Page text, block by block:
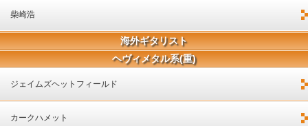
柴崎浩
海外ギタリスト
ヘヴィメタル系(重)
ジェイムズヘットフィールド
カークハメット